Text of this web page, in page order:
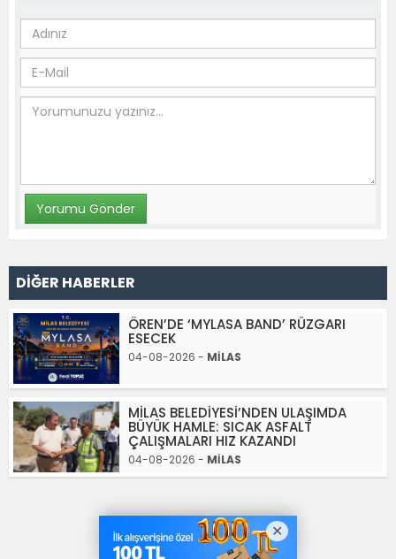
DİĞER HABERLER
ÖREN’DE ‘MYLASA BAND’ RÜZGARI
ESECEK
04-08-2026 - MİLAS
MİLAS BELEDİYESİ’NDEN ULAŞIMDA
BÜYÜK HAMLE: SICAK ASFALT
ÇALIŞMALARI HIZ KAZANDI
04-08-2026 - MİLAS